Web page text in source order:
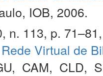
IOB, 2006.
n. 113, p.
Rede Virtual de
, CAM, CLD,